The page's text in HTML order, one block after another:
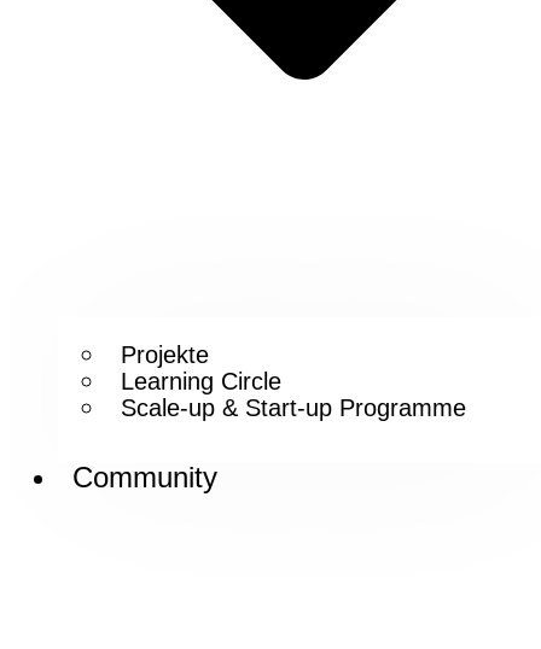
Projekte
Learning Circle
Scale-up & Start-up Programme
Community